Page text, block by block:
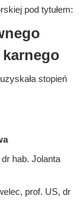
pod tytułem:
stopień
hab. Jolanta
prof. US, dr